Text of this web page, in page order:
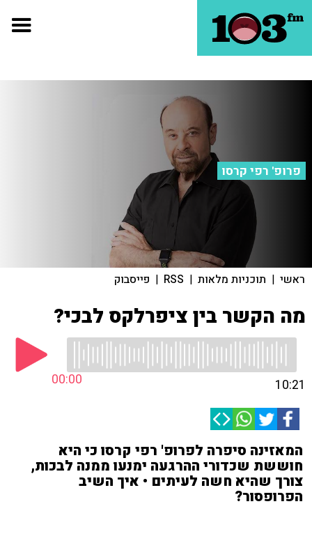
פרופ' רפי קרסו
ראשי | תוכניות מלאות |
RSS
| פייסבוק
מה הקשר בין ציפרלקס לבכי?
00:00 10:21
המאזינה סיפרה לפרופ' רפי קרסו כי היא
חוששת שכדורי ההרגעה ימנעו ממנה לבכות,
צורך שהיא חשה לעיתים • איך השיב
הפרופסור?